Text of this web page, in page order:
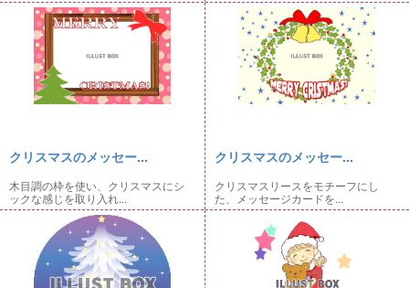
クリスマスのメッセー...
木目調の枠を使い、クリスマスにシ
ックな感じを取り入れ...
クリスマスのメッセー...
クリスマスリースをモチーフにし
た、メッセージカードを...